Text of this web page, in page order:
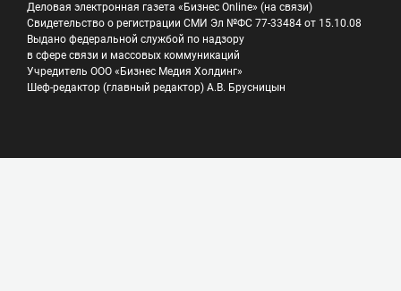
Деловая электронная газета «Бизнес Online» (на связи)
Свидетельство о регистрации СМИ Эл №ФС 77-33484 от 15.10.08
Выдано федеральной службой по надзору
в сфере связи и массовых коммуникаций
Учредитель ООО «Бизнес Медия Холдинг»
Шеф-редактор (главный редактор) А.В. Брусницын